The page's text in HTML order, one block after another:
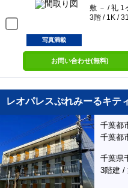
敷 － / 礼 1
3階 / 1K /
写真満載
お問い合わせ(無料)
レオパレスぷれみーるキテ
千葉都
千葉都
千葉県
3階建 /